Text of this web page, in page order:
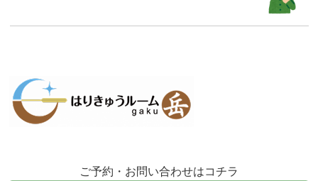
ご予約・お問い合わせはコチラ